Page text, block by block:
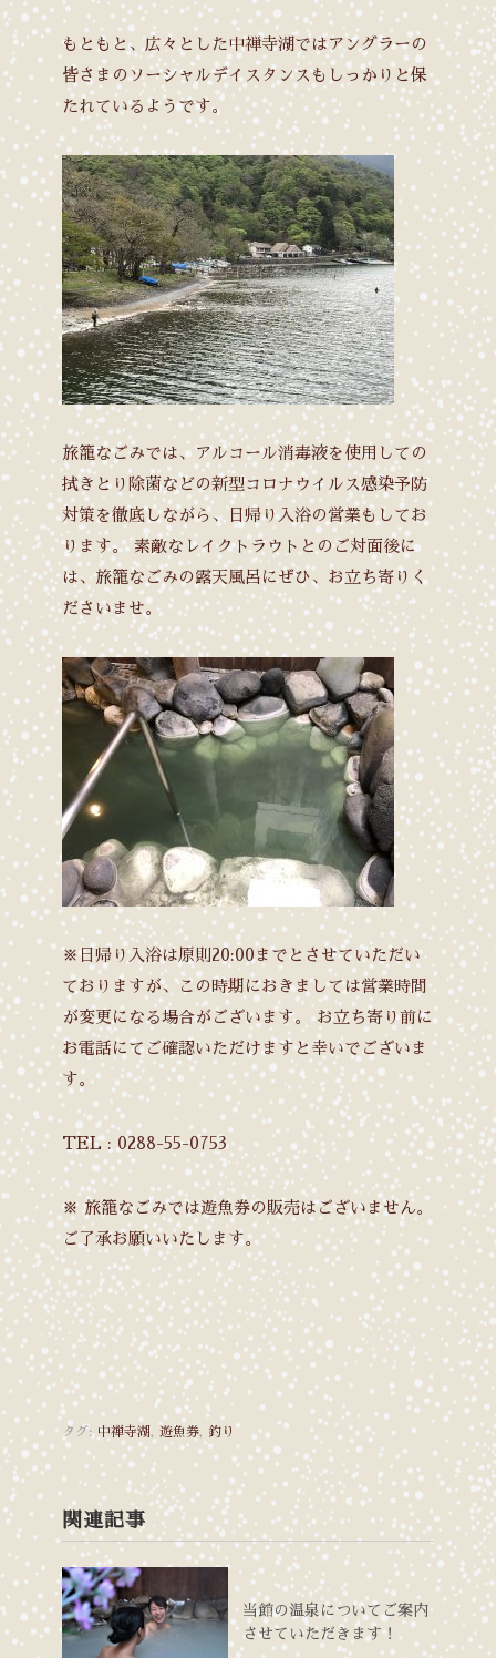
もともと、広々とした中禅寺湖ではアングラーの
皆さまのソーシャルデイスタンスもしっかりと保
たれているようです。
旅籠なごみでは、アルコール消毒液を使用しての
拭きとり除菌などの新型コロナウイルス感染予防
対策を徹底しながら、日帰り入浴の営業もしてお
ります。素敵なレイクトラウトとのご対面後に
は、旅籠なごみの露天風呂にぜひ、お立ち寄りく
ださいませ。
※日帰り入浴は原則20:00までとさせていただい
ておりますが、この時期におきましては営業時間
が変更になる場合がございます。 お立ち寄り前に
お電話にてご確認いただけますと幸いでございま
す。
TEL : 0288-55-0753
※ 旅籠なごみでは遊魚券の販売はございません。
ご了承お願いいたします。
タグ: 中禅寺湖, 遊魚券, 釣り
関連記事
当館の温泉についてご案内
させていただきます！